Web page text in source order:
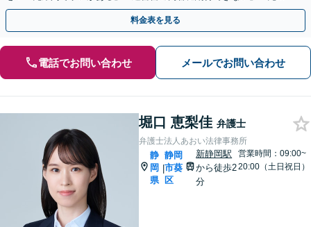
による使い込みがあるのではないか」など幅広いお悩みに対応
料金表を見る
電話でお問い合わせ メールでお問い合わせ
堀口 恵梨佳 弁護士
弁護士法人あおい法律事務所
静
岡
県
|
静岡
市葵
区
新静岡駅
から徒歩2
分
営業時間：09:00~
20:00（土日祝日）